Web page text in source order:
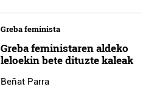
Greba feminista
Greba feministaren aldeko
leloekin bete dituzte kaleak
Beñat Parra